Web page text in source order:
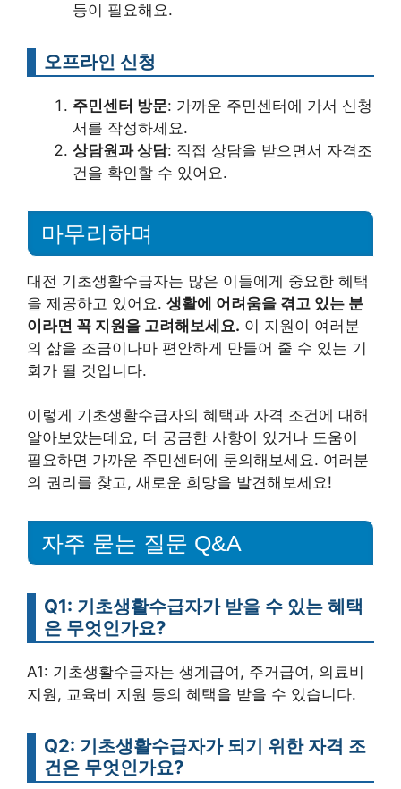
등이 필요해요.
오프라인 신청
주민센터 방문: 가까운 주민센터에 가서 신청
서를 작성하세요.
상담원과 상담: 직접 상담을 받으면서 자격조
건을 확인할 수 있어요.
마무리하며
대전 기초생활수급자는 많은 이들에게 중요한 혜택
을 제공하고 있어요. 생활에 어려움을 겪고 있는 분
이라면 꼭 지원을 고려해보세요. 이 지원이 여러분
의 삶을 조금이나마 편안하게 만들어 줄 수 있는 기
회가 될 것입니다.
이렇게 기초생활수급자의 혜택과 자격 조건에 대해
알아보았는데요, 더 궁금한 사항이 있거나 도움이
필요하면 가까운 주민센터에 문의해보세요. 여러분
의 권리를 찾고, 새로운 희망을 발견해보세요!
자주 묻는 질문 Q&A
Q1: 기초생활수급자가 받을 수 있는 혜택
은 무엇인가요?
A1: 기초생활수급자는 생계급여, 주거급여, 의료비
지원, 교육비 지원 등의 혜택을 받을 수 있습니다.
Q2: 기초생활수급자가 되기 위한 자격 조
건은 무엇인가요?